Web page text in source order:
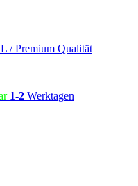
/ Premium Qualität
1-2 Werktagen